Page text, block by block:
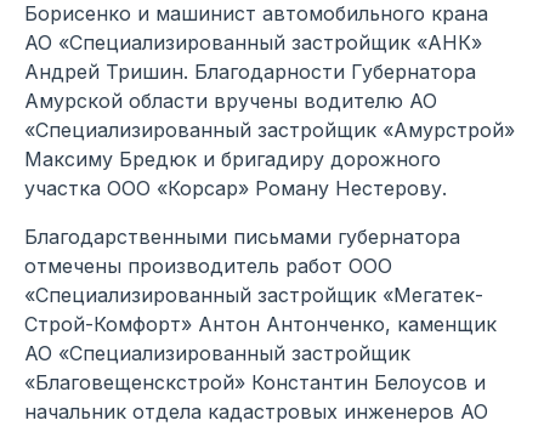
Борисенко и машинист автомобильного крана
АО «Специализированный застройщик «АНК»
Андрей Тришин. Благодарности Губернатора
Амурской области вручены водителю АО
«Специализированный застройщик «Амурстрой»
Максиму Бредюк и бригадиру дорожного
участка ООО «Корсар» Роману Нестерову.
Благодарственными письмами губернатора
отмечены производитель работ ООО
«Специализированный застройщик «Мегатек-
Строй-Комфорт» Антон Антонченко, каменщик
АО «Специализированный застройщик
«Благовещенскстрой» Константин Белоусов и
начальник отдела кадастровых инженеров АО